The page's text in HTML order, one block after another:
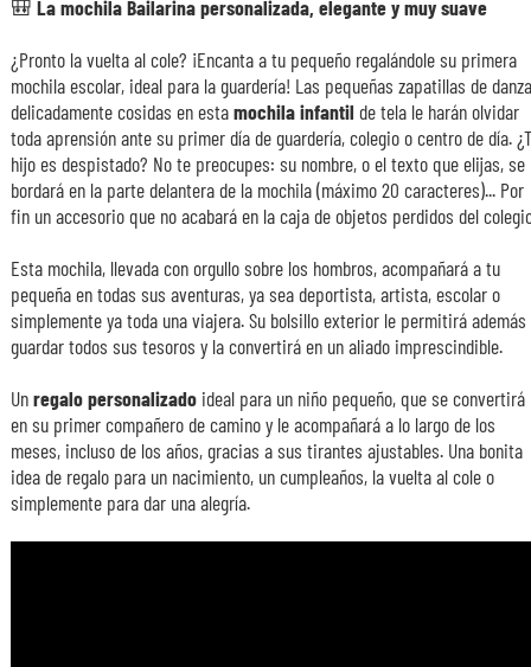
🎒 La mochila Bailarina personalizada, elegante y muy suave
¿Pronto la vuelta al cole? ¡Encanta a tu pequeño regalándole su primera
mochila escolar, ideal para la guardería! Las pequeñas zapatillas de danza
delicadamente cosidas en estamochila infantil de tela le harán olvidar
toda aprensión ante su primer día de guardería, colegio o centro de día.
hijo es despistado? No te preocupes: su nombre, o el texto que elijas, se
bordará en la parte delantera de la mochila (máximo 20 caracteres)... Por
fin un accesorio que no acabará en la caja de objetos perdidos del
Esta mochila, llevada con orgullo sobre los hombros, acompañará a tu
pequeña en todas sus aventuras, ya sea deportista, artista, escolar o
simplemente ya toda una viajera. Su bolsillo exterior le permitirá además
guardar todos sus tesoros y la convertirá en un aliado imprescindible.
Unregalo personalizadoideal para un niño pequeño, que se convertirá
en su primer compañero de camino y le acompañará a lo largo de los
meses, incluso de los años, gracias a sus tirantes ajustables. Una bonita
idea de regalo para un nacimiento, un cumpleaños, la vuelta al cole o
simplemente para dar una alegría.